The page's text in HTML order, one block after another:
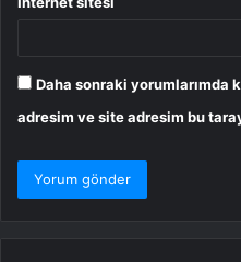
Daha sonraki yorumlarımda
adresim ve site adresim bu